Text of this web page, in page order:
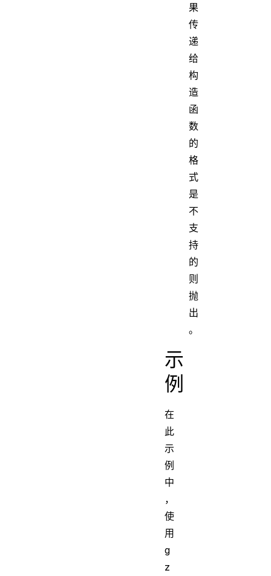
果
传
递
给
构
造
函
数
的
格
式
是
不
支
持
的
则
抛
出
。
示
例
在
此
示
例
中
，
使
用
g
z